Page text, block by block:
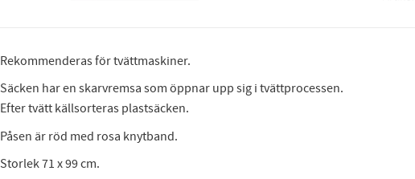
Rekommenderas för tvättmaskiner.
Säcken har en skarvremsa som öppnar upp sig i tvättprocessen.
Efter tvätt källsorteras plastsäcken.
Påsen är röd med rosa knytband.
Storlek 71 x 99 cm.